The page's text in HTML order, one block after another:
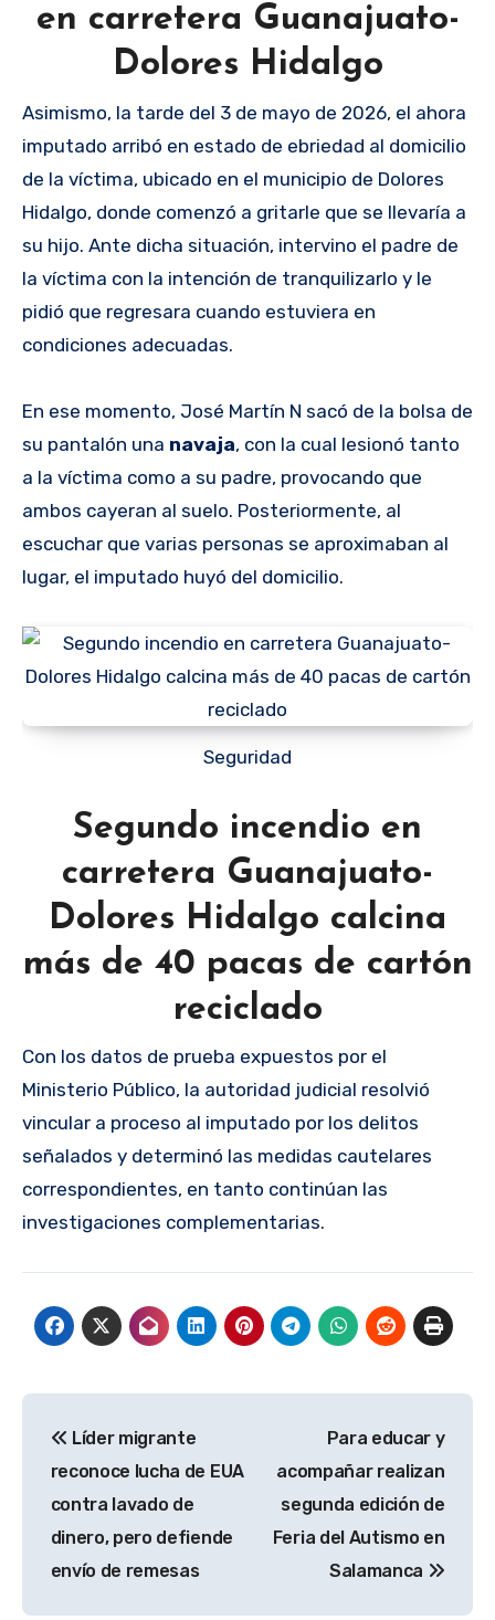
en carretera Guanajuato-
Dolores Hidalgo
Asimismo, la tarde del 3 de mayo de 2026, el ahora
imputado arribó en estado de ebriedad al domicilio
de la víctima, ubicado en el municipio de Dolores
Hidalgo, donde comenzó a gritarle que se llevaría a
su hijo. Ante dicha situación, intervino el padre de
la víctima con la intención de tranquilizarlo y le
pidió que regresara cuando estuviera en
condiciones adecuadas.
En ese momento, José Martín N sacó de la bolsa de
su pantalón una navaja, con la cual lesionó tanto
a la víctima como a su padre, provocando que
ambos cayeran al suelo. Posteriormente, al
escuchar que varias personas se aproximaban al
lugar, el imputado huyó del domicilio.
Seguridad
Segundo incendio en
carretera Guanajuato-
Dolores Hidalgo calcina
más de 40 pacas de cartón
reciclado
Con los datos de prueba expuestos por el
Ministerio Público, la autoridad judicial resolvió
vincular a proceso al imputado por los delitos
señalados y determinó las medidas cautelares
correspondientes, en tanto continúan las
investigaciones complementarias.
de
entradas
Líder migrante
reconoce lucha de EUA
contra lavado de
dinero, pero defiende
envío de remesas
Para educar y
acompañar realizan
segunda edición de
Feria del Autismo en
Salamanca